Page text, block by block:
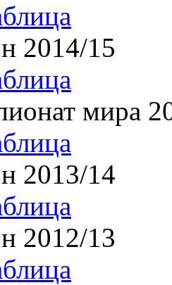
2014/15
мира
2013/14
2012/13